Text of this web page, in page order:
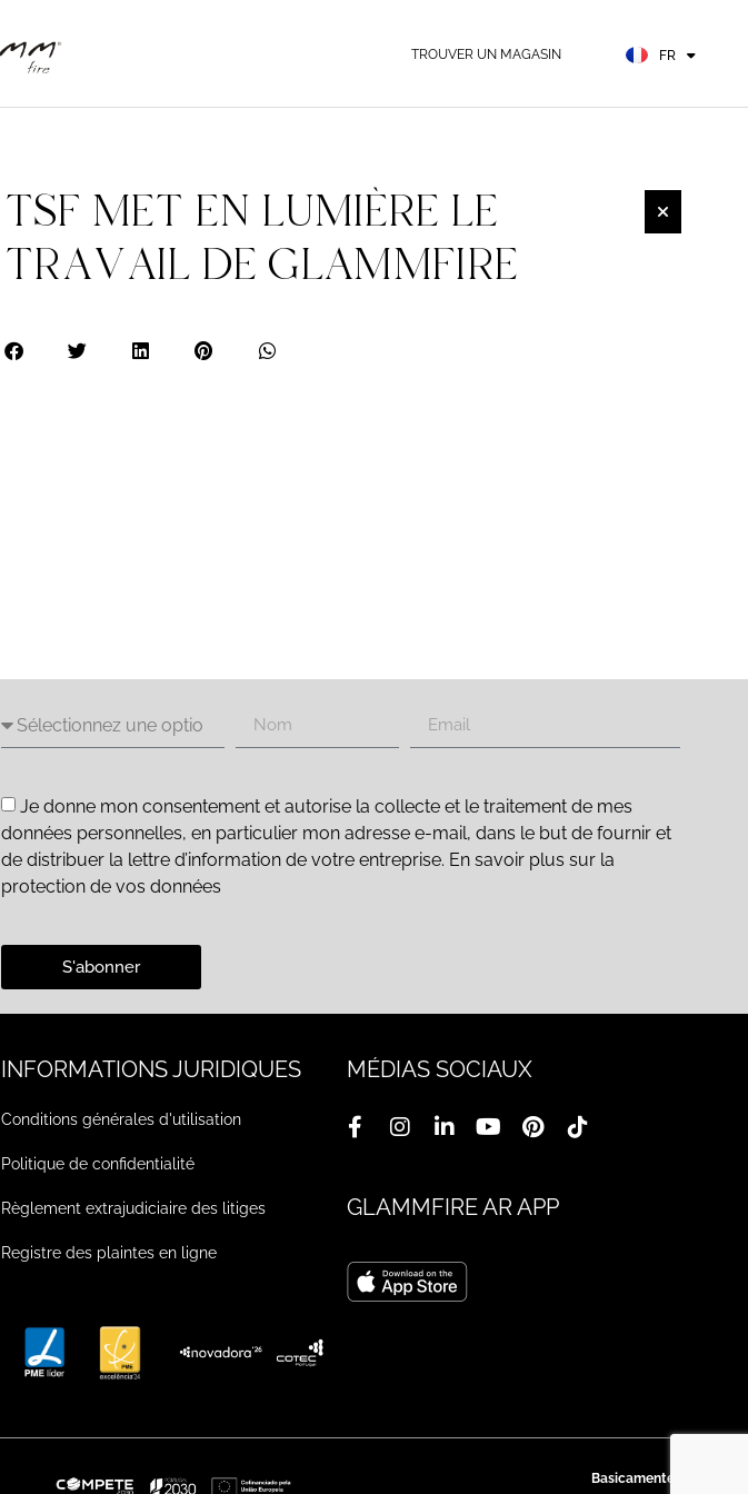
TROUVER UN MAGASIN FR
DE
TSF MET EN LUMIÈRE LE
TRAVAIL DE GLAMMFIRE
Je donne mon consentement et autorise la collecte et le traitement de mes
données personnelles, en particulier mon adresse e-mail, dans le but de fournir et
de distribuer la lettre d’information de votre entreprise. En savoir plus sur la
protection de vos données
S'abonner
INFORMATIONS JURIDIQUES
Conditions générales d'utilisation
Politique de confidentialité
Règlement extrajudiciaire des litiges
Registre des plaintes en ligne
MÉDIAS SOCIAUX
GLAMMFIRE AR APP
Basicamente.pt